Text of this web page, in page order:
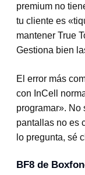
premium no
tu cliente es
mantener True
Gestiona bien
El error más
con InCell
programar». No
pantallas no es
lo pregunta, sé
BF8 de